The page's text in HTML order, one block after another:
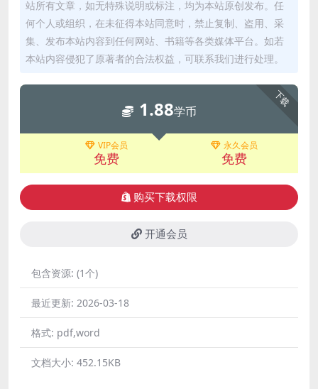
站所有文章，如无特殊说明或标注，均为本站原创发布。任
何个人或组织，在未征得本站同意时，禁止复制、盗用、采
集、发布本站内容到任何网站、书籍等各类媒体平台。如若
本站内容侵犯了原著者的合法权益，可联系我们进行处理。
下载
1.88学币
VIP会员
免费
永久会员
免费
购买下载权限
开通会员
包含资源: (1个)
最近更新: 2026-03-18
格式: pdf,word
文档大小: 452.15KB